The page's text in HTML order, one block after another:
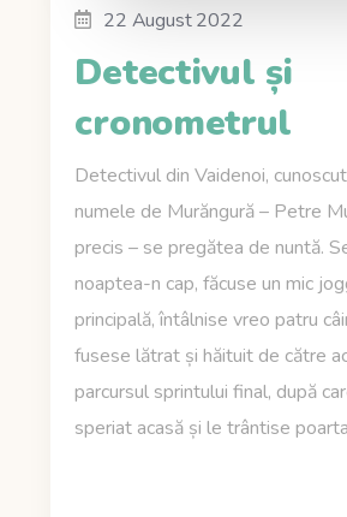
22 August 2022
Detectivul și
cronometrul
Detectivul din Vaidenoi,
numele de Murăngură – Petre
precis – se pregătea de nuntă.
noaptea-n cap, făcuse un mic
principală, întâlnise vreo patru
fusese lătrat și hăituit de către
parcursul sprintului final, după
speriat acasă și le trântise